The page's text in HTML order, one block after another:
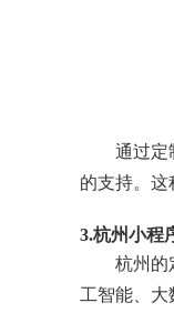
通过定
的支持。这
3.杭州小程
杭州的
工智能、